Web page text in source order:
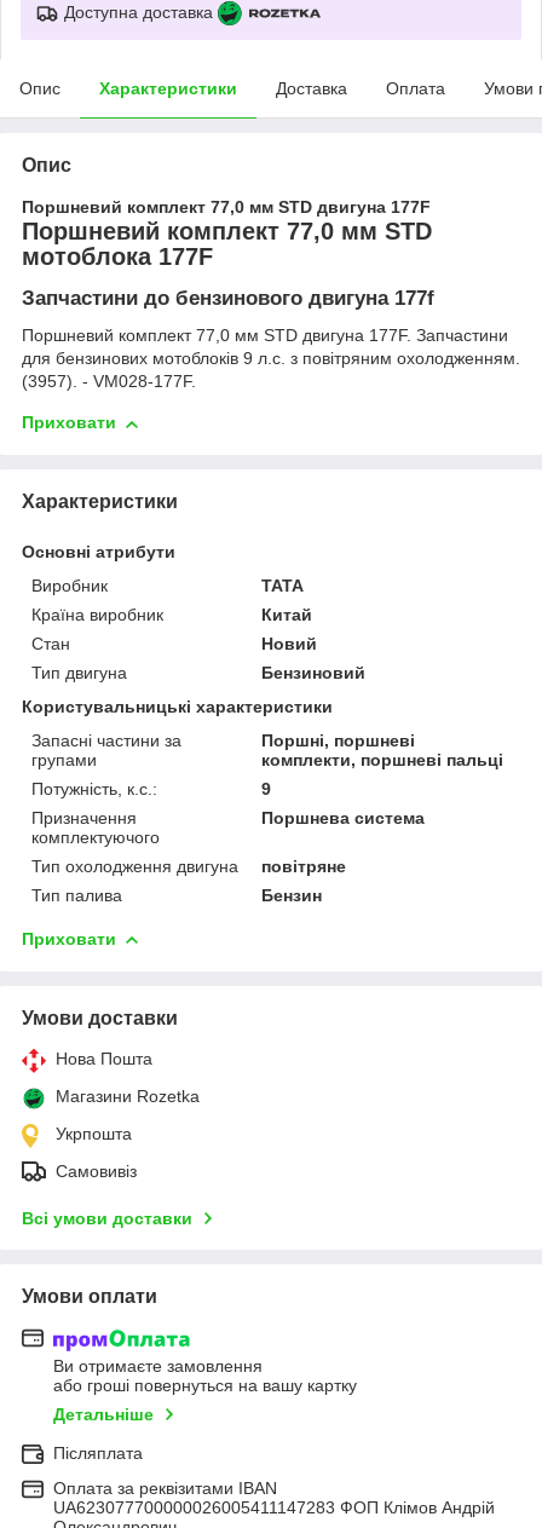
Доступна доставка
Опис Характеристики Доставка Оплата Умови
Опис
Поршневий комплект 77,0 мм STD двигуна 177F
Поршневий комплект 77,0 мм STD
мотоблока 177F
Запчастини до бензинового двигуна 177f
Поршневий комплект 77,0 мм STD двигуна 177F. Запчастини
для бензинових мотоблоків 9 л.с. з повітряним охолодженням.
(3957). - VM028-177F.
Приховати
Характеристики
Основні атрибути
Виробник
TATA
Країна виробник
Китай
Стан
Новий
Тип двигуна
Бензиновий
Користувальницькі характеристики
Запасні частини за
групами
Поршні, поршневі
комплекти, поршневі пальці
Потужність, к.с.:
9
Призначення
комплектуючого
Поршнева система
Тип охолодження двигуна
повітряне
Тип палива
Бензин
Приховати
Умови доставки
Нова Пошта
Магазини Rozetka
Укрпошта
Самовивіз
Всі умови доставки
Умови оплати
Ви отримаєте замовлення
або гроші повернуться на вашу картку
Детальніше
Післяплата
Оплата за реквізитами IBAN
UA623077700000026005411147283 ФОП Клімов Андрій